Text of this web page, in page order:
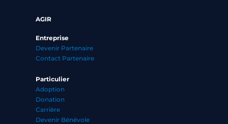
AGIR
Entreprise
Devenir Partenaire
Contact Partenaire
Particulier
Adoption
Donation
Carrière
Devenir Bénévole